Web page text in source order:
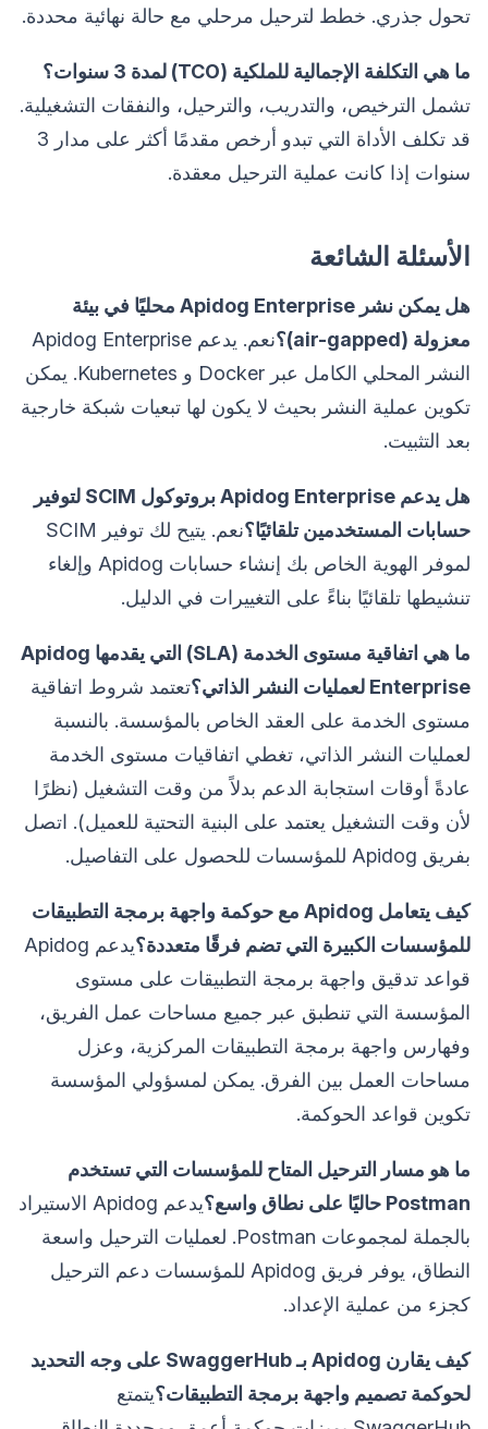
تحول جذري. خطط لترحيل مرحلي مع حالة نهائية محددة.
ما هي التكلفة الإجمالية للملكية (TCO) لمدة 3 سنوات؟
تشمل الترخيص، والتدريب، والترحيل، والنفقات التشغيلية.
قد تكلف الأداة التي تبدو أرخص مقدمًا أكثر على مدار 3
سنوات إذا كانت عملية الترحيل معقدة.
الأسئلة الشائعة
هل يمكن نشر Apidog Enterprise محليًا في بيئة
معزولة (air-gapped)؟
نعم. يدعم Apidog Enterprise
النشر المحلي الكامل عبر Docker و Kubernetes. يمكن
تكوين عملية النشر بحيث لا يكون لها تبعيات شبكة خارجية
بعد التثبيت.
هل يدعم Apidog Enterprise بروتوكول SCIM لتوفير
حسابات المستخدمين تلقائيًا؟
نعم. يتيح لك توفير SCIM
لموفر الهوية الخاص بك إنشاء حسابات Apidog وإلغاء
تنشيطها تلقائيًا بناءً على التغييرات في الدليل.
ما هي اتفاقية مستوى الخدمة (SLA) التي يقدمها Apidog
Enterprise لعمليات النشر الذاتي؟
تعتمد شروط اتفاقية
مستوى الخدمة على العقد الخاص بالمؤسسة. بالنسبة
لعمليات النشر الذاتي، تغطي اتفاقيات مستوى الخدمة
عادةً أوقات استجابة الدعم بدلاً من وقت التشغيل (نظرًا
لأن وقت التشغيل يعتمد على البنية التحتية للعميل). اتصل
بفريق Apidog للمؤسسات للحصول على التفاصيل.
كيف يتعامل Apidog مع حوكمة واجهة برمجة التطبيقات
للمؤسسات الكبيرة التي تضم فرقًا متعددة؟
يدعم Apidog
قواعد تدقيق واجهة برمجة التطبيقات على مستوى
المؤسسة التي تنطبق عبر جميع مساحات عمل الفريق،
وفهارس واجهة برمجة التطبيقات المركزية، وعزل
مساحات العمل بين الفرق. يمكن لمسؤولي المؤسسة
تكوين قواعد الحوكمة.
ما هو مسار الترحيل المتاح للمؤسسات التي تستخدم
Postman حاليًا على نطاق واسع؟
يدعم Apidog الاستيراد
بالجملة لمجموعات Postman. لعمليات الترحيل واسعة
النطاق، يوفر فريق Apidog للمؤسسات دعم الترحيل
كجزء من عملية الإعداد.
كيف يقارن Apidog بـ SwaggerHub على وجه التحديد
لحوكمة تصميم واجهة برمجة التطبيقات؟يتمتع